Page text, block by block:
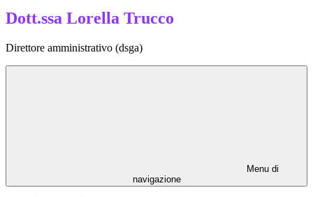
Dott.ssa Lorella Trucco
Direttore amministrativo (dsga)
Menu di
navigazione